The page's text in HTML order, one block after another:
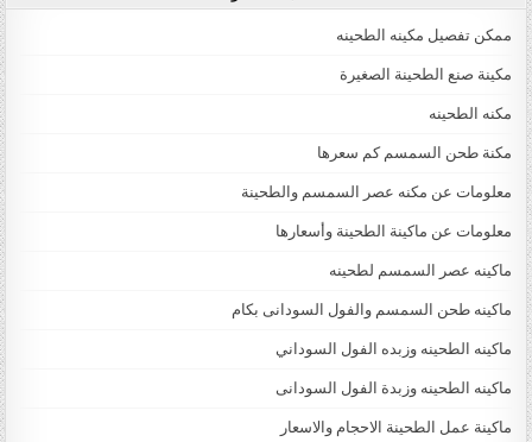
ممكن تفصيل مكينه الطحينه
مكينة صنع الطحينة الصغيرة
مكنه الطحينه
مكنة طحن السمسم كم سعرها
معلومات عن مكنه عصر السمسم والطحينة
معلومات عن ماكينة الطحينة وأسعارها
ماكينه عصر السمسم لطحينه
ماكينه طحن السمسم والفول السودانى بكام
ماكينه الطحينه وزبده الفول السوداني
ماكينه الطحينه وزبدة الفول السودانى
ماكينة عمل الطحينة الاحجام والاسعار